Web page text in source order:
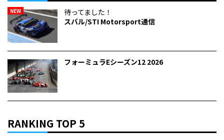
NEW
待ってました！
スバル/STI Motorsport通信
フォーミュラEシーズン12 2026
RANKING TOP 5